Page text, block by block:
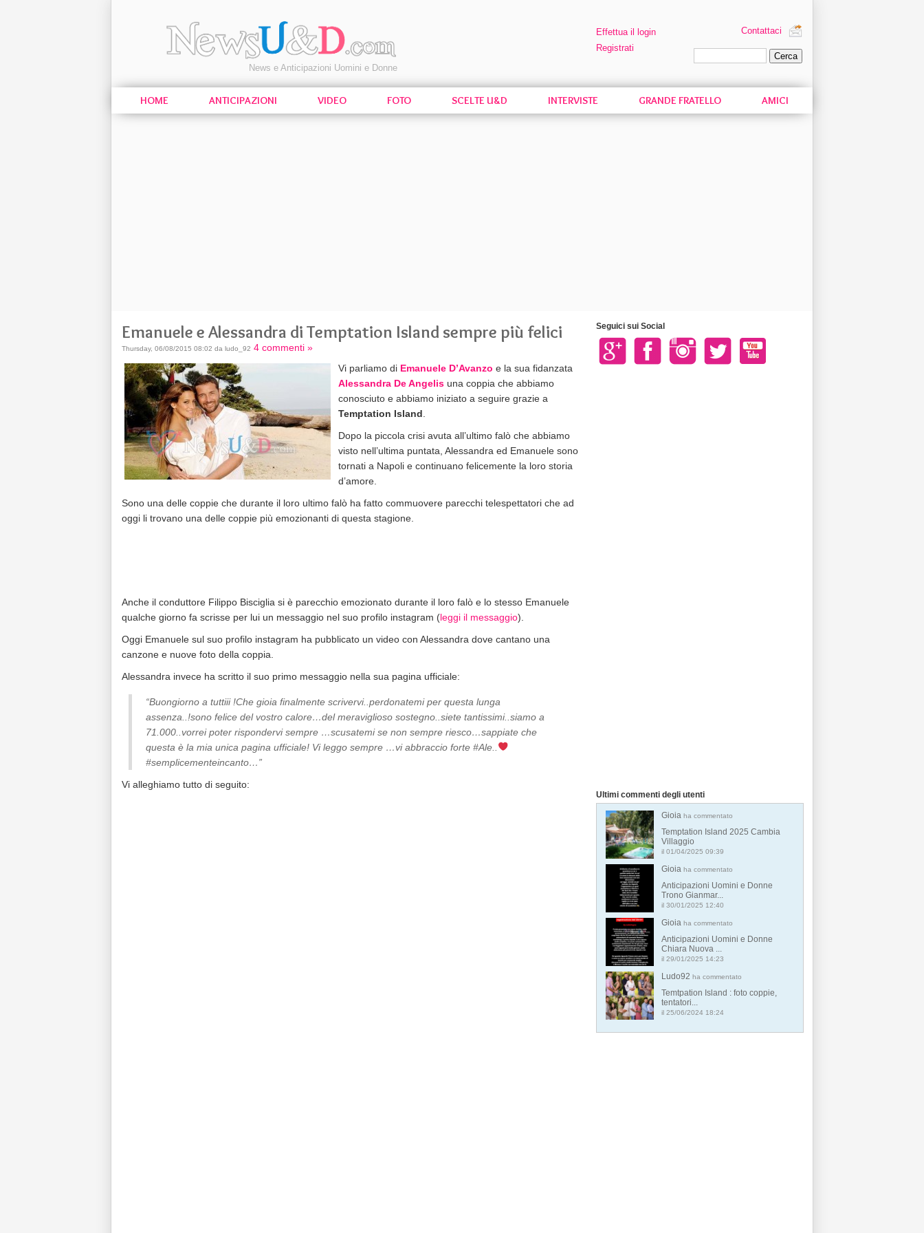
News e Anticipazioni Uomini e Donne
Effettua il login
Registrati
Contattaci
HOME ANTICIPAZIONI VIDEO FOTO SCELTE U&D INTERVISTE GRANDE FRATELLO AMICI
Emanuele e Alessandra di Temptation Island sempre più felici
Thursday, 06/08/2015 08:02 da ludo_92 4 commenti »
Vi parliamo di Emanuele D’Avanzo e la sua fidanzata
Alessandra De Angelis una coppia che abbiamo
conosciuto e abbiamo iniziato a seguire grazie a
Temptation Island
Dopo la piccola crisi avuta all’ultimo falò che abbiamo
visto nell’ultima puntata, Alessandra ed Emanuele sono
tornati a Napoli e continuano felicemente la loro storia
d’amore.
Sono una delle coppie che durante il loro ultimo falò ha fatto commuovere parecchi telespettatori che ad
oggi li trovano una delle coppie più emozionanti di questa stagione.
Anche il conduttore Filippo Bisciglia si è parecchio emozionato durante il loro falò e lo stesso Emanuele
qualche giorno fa scrisse per lui un messaggio nel suo profilo instagram (leggi il messaggio).
Oggi Emanuele sul suo profilo instagram ha pubblicato un video con Alessandra dove cantano una
canzone e nuove foto della coppia.
Alessandra invece ha scritto il suo primo messaggio nella sua pagina ufficiale:
“Buongiorno a tuttiii !Che gioia finalmente scrivervi..perdonatemi per questa lunga
assenza..!sono felice del vostro calore…del meraviglioso sostegno..siete tantissimi..siamo a
71.000..vorrei poter rispondervi sempre …scusatemi se non sempre riesco…sappiate che
questa è la mia unica pagina ufficiale! Vi leggo sempre …vi abbraccio forte ‪#‎Ale‬..
‪#‎semplicementeincanto‬…”
Vi alleghiamo tutto di seguito:
Seguici sui Social
Ultimi commenti degli utenti
Gioia ha commentato
Temptation Island 2025 Cambia
Villaggio
il 01/04/2025 09:39
Gioia ha commentato
Anticipazioni Uomini e Donne
Trono Gianmar...
il 30/01/2025 12:40
Gioia ha commentato
Anticipazioni Uomini e Donne
Chiara Nuova ...
il 29/01/2025 14:23
Ludo92 ha commentato
Temtpation Island : foto coppie,
tentatori...
il 25/06/2024 18:24